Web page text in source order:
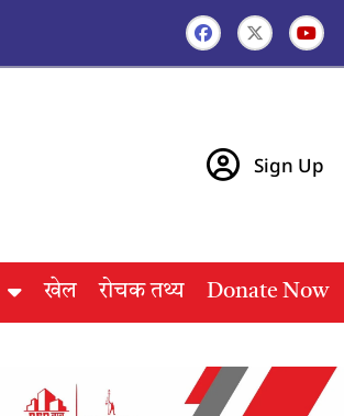
Sign Up
खेल रोचक तथ्य Donate Now